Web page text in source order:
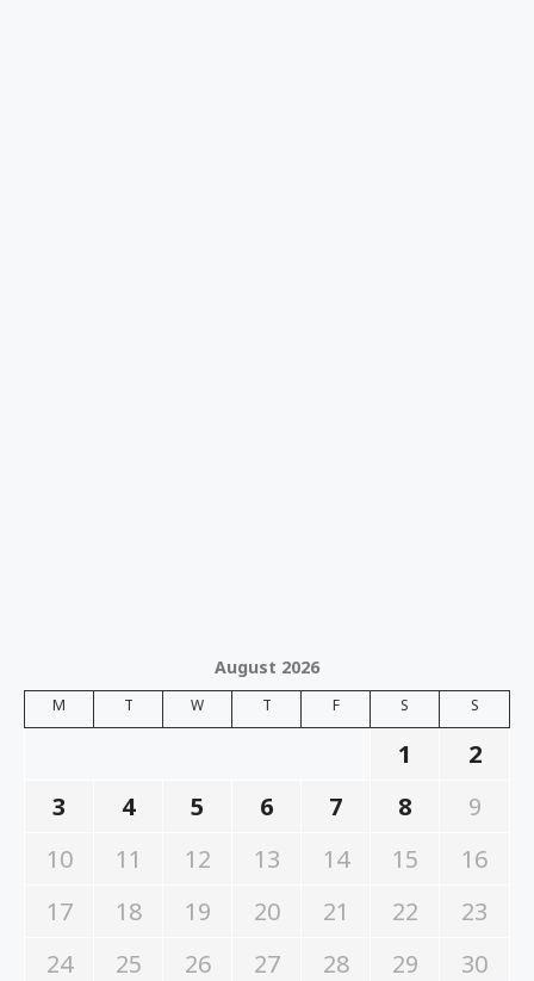
August 2026
M T W T F S S
1
2
3
4 5 6 7 8
9
10
11 12 13 14 15
16
17
18 19 20 21 22
23
24
25 26 27 28 29
30